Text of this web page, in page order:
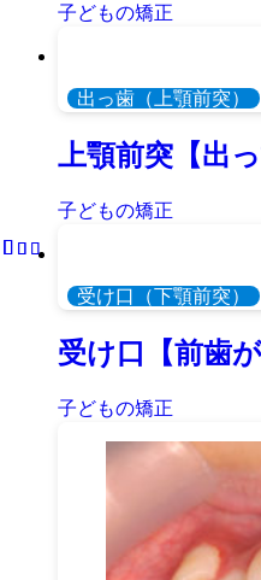
子どもの矯正
出っ歯（上顎前突）
上顎前突【出
子どもの矯正
受け口（下顎前突）
受け口【前歯
子どもの矯正